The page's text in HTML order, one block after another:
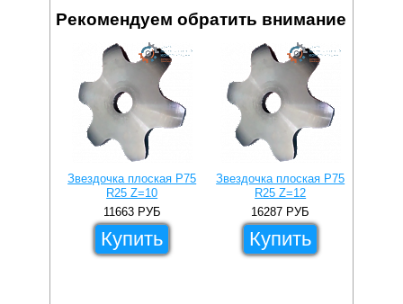
Рекомендуем обратить внимание
Звездочка плоская P75
R25 Z=10
11663 РУБ
Купить
Звездочка плоская P75
R25 Z=12
16287 РУБ
Купить